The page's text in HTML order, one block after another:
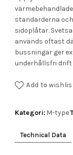
standarderna
sidoplåtar.
används oftast
bussningar ger
underhållsfri drift
Add to
Kategori: M-type
Technical Data